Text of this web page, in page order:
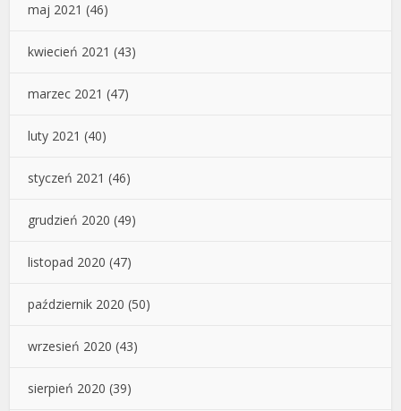
maj 2021 (46)
kwiecień 2021 (43)
marzec 2021 (47)
luty 2021 (40)
styczeń 2021 (46)
grudzień 2020 (49)
listopad 2020 (47)
październik 2020 (50)
wrzesień 2020 (43)
sierpień 2020 (39)